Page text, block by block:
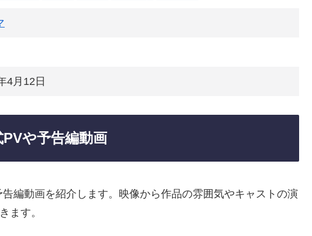
4月12日
や予告編動画
告編動画を紹介します。映像から作品の雰囲気やキャストの演
ます。